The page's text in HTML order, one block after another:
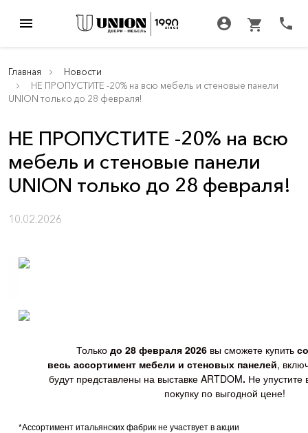
menu account_circle shopping_cart call
Главная
Новости
НЕ ПРОПУСТИТЕ -20% на всю мебель и стеновые панели
UNION только до 28 февраля!
НЕ ПРОПУСТИТЕ -20% на всю
мебель и стеновые панели
UNION только до 28 февраля!
10.02.2026
Только до 28 февраля 2026 вы сможете купить
весь ассортимент мебели и стеновых панелей,
будут представлены на выставке ARTDOM. Не упустите
покупку по выгодной цене!
*Ассортимент итальянских фабрик не участвует в акции